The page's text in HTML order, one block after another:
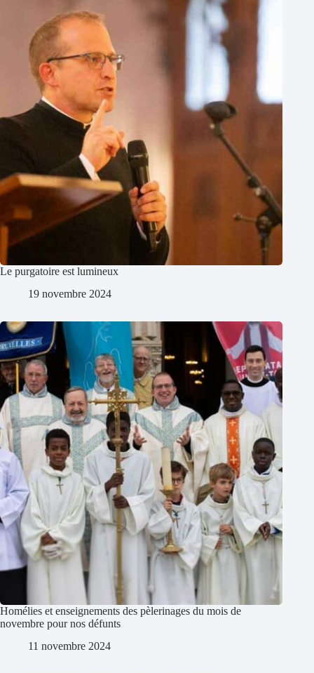
Le purgatoire est lumineux
19 novembre 2024
Homélies et enseignements des pèlerinages du mois de
novembre pour nos défunts
11 novembre 2024